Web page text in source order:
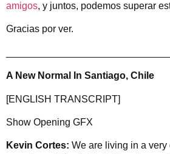
amigos, y juntos, podemos superar
Gracias por ver.
A New Normal In Santiago, Chile
[ENGLISH TRANSCRIPT]
Show Opening GFX
Kevin Cortes: We are living in a very